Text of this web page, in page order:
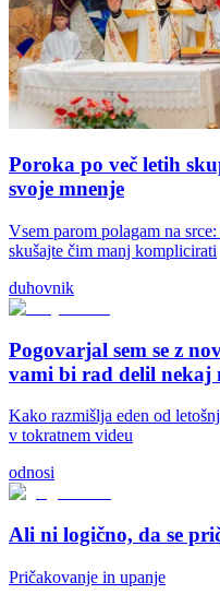
Poroka po več letih
svoje mnenje
Vsem parom polagam na
skušajte čim manj komplicirati
duhovnik
Pogovarjal sem se z
vami bi rad delil nekaj
Kako razmišlja eden od
v tokratnem videu
odnosi
Ali ni logično, da se
Pričakovanje in upanje